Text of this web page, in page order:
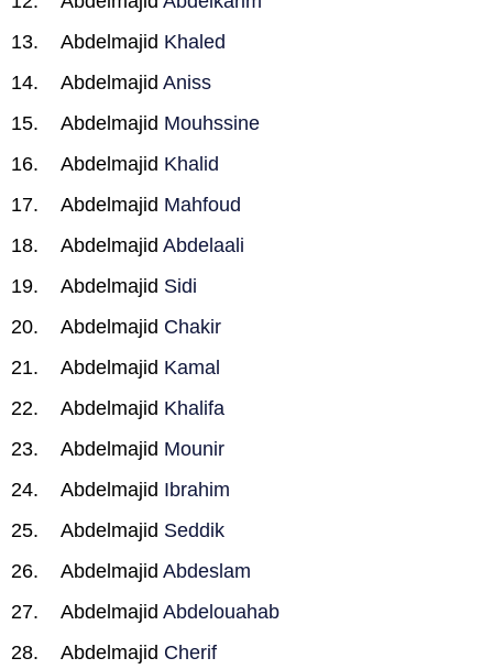
Abdelmajid Khaled
Abdelmajid Aniss
Abdelmajid Mouhssine
Abdelmajid Khalid
Abdelmajid Mahfoud
Abdelmajid Abdelaali
Abdelmajid Sidi
Abdelmajid Chakir
Abdelmajid Kamal
Abdelmajid Khalifa
Abdelmajid Mounir
Abdelmajid Ibrahim
Abdelmajid Seddik
Abdelmajid Abdeslam
Abdelmajid Abdelouahab
Abdelmajid Cherif